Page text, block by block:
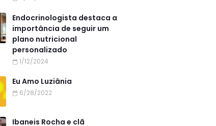
Endocrinologista destaca a
importância de seguir um
plano nutricional
personalizado
1/12/2024
Eu Amo Luziânia
6/28/2022
Ibaneis Rocha e clã